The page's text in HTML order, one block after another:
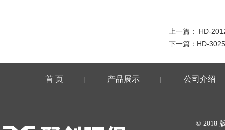
上一篇： HD-
下一篇： HD-
首 页 | 产品展示 | 公司介绍
© 2018